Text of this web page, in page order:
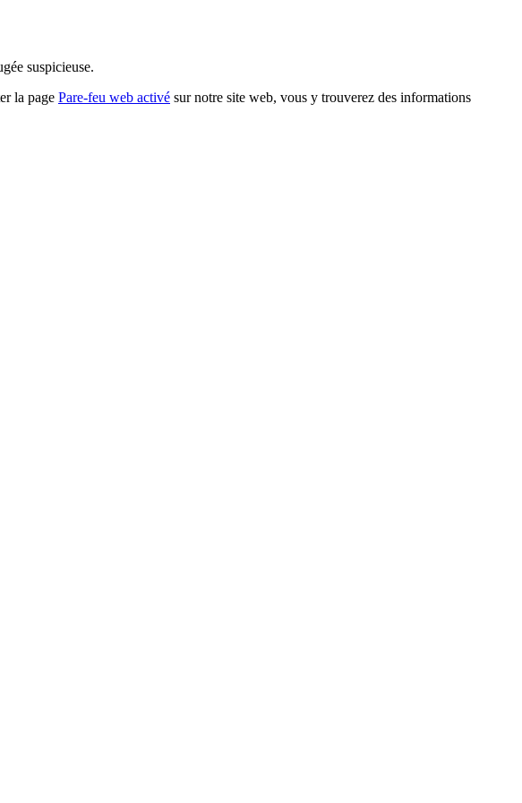
suspicieuse.
la page Pare-feu web activé sur notre site web, vous y trouverez des informations